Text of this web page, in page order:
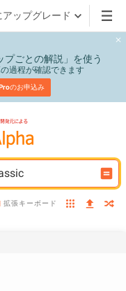
アップグレード
プごとの解説」を使う
過程が確認できます
のお申込み
拡張キーボード